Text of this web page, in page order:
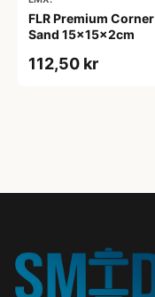
FLR Premium Corner
Sand 15x15x2cm
112,50 kr